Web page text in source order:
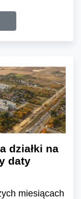
działki na
daty
miesiącach